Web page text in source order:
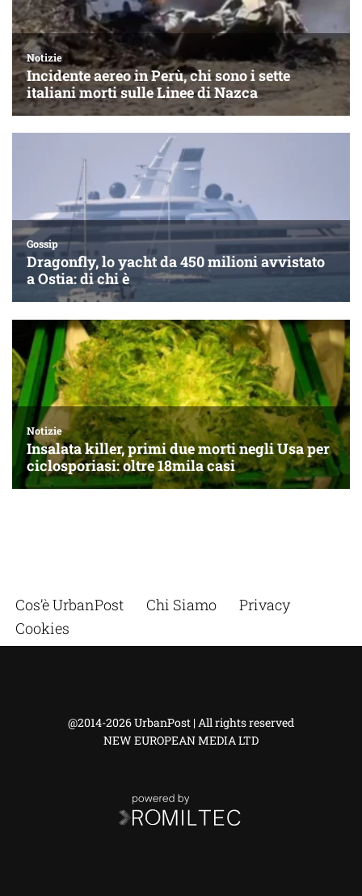
Cos’è UrbanPost Chi Siamo
Privacy
Cookies
@2014-2026 UrbanPost | All rights reserved
NEW EUROPEAN MEDIA LTD